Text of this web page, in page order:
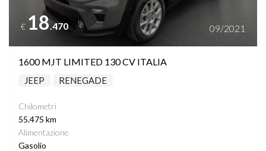
€ 18 .470 09/2021
1600 MJT LIMITED 130 CV ITALIA
JEEP RENEGADE
Chilometri
55.475 km
Alimentazione
Gasolio